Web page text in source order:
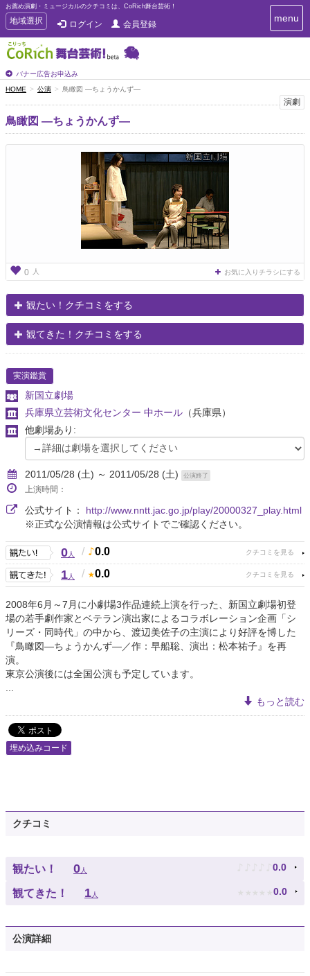
お薦め演劇・ミュージカルのクチコミは、CoRich舞台芸術！
T
o
g
g
e
n
a
v
i
地域選択 ログイン 会員登録
バナー広告お申込み
T
o
i
menu
HOME 公演 鳥瞰図 ―ちょうかんず―
演劇
鳥瞰図 ―ちょうかんず―
0 人 お気に入りチラシにする
観たい！クチコミをする
観てきた！クチコミをする
実演鑑賞
新国立劇場
兵庫県立芸術文化センター 中ホール （兵庫県）
他劇場あり:
2011/05/28 (土) ～ 2011/05/28 (土) 公演終了
上演時間：
公式サイト： http://www.nntt.jac.go.jp/play/20000327_play.html
※正式な公演情報は公式サイトでご確認ください。
0人 / 0.0
1人 / 0.0
2008年6月～7月に小劇場3作品連続上演を行った、新国立劇場初登
場の若手劇作家とベテラン演出家によるコラボレーション企画「シ
リーズ・同時代」の中から、渡辺美佐子の主演により好評を博した
『鳥瞰図―ちょうかんず―／作：早船聡、演出：松本祐子』を再
演。
東京公演後には全国公演も予定しています。
もっと読む
埋め込みコード
クチコミ
観たい！ 0人 ♪ ♪ ♪ ♪ ♪ 0.0
観てきた！ 1人 ★ ★ ★ ★ ★ 0.0
公演詳細